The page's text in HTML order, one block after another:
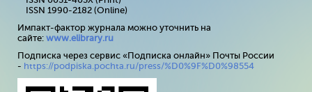
ISSN 1990-2182 (Online)
Импакт-фактор журнала можно уточнить на
сайте: www.elibrary.ru
Подписка через сервис «Подписка онлайн» Почты России
- https://podpiska.pochta.ru/press/%D0%9F%D0%98554